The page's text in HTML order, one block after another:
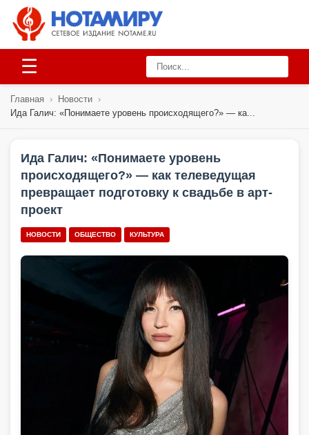
☰
Главная › Новости ›
Ида Галич: «Понимаете уровень происходящего?» — ка...
Ида Галич: «Понимаете уровень
происходящего?» — как телеведущая
превращает подготовку к свадьбе в арт-
проект
НОВОСТИ ОБЩЕСТВО КУЛЬТУРА